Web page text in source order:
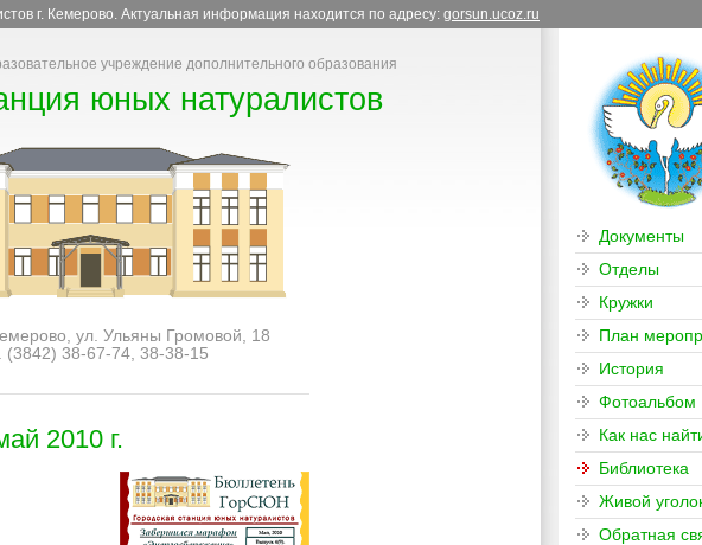
г. Кемерово. Актуальная информация находится по адресу: gorsun.ucoz.ru
учреждение дополнительного образования
юных натуралистов
ул. Ульяны Громовой, 18
(3842) 38-67-74, 38-38-15
2010 г.
Документы
Отделы
Кружки
План
История
Фотоальбом
Как нас
Библиотека
Живой
Обратная